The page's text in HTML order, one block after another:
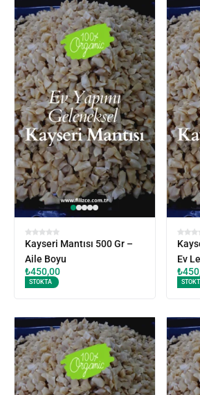
Kayseri Mantısı 500 Gr –
Aile Boyu
₺450,00
STOKTA
Ev
₺